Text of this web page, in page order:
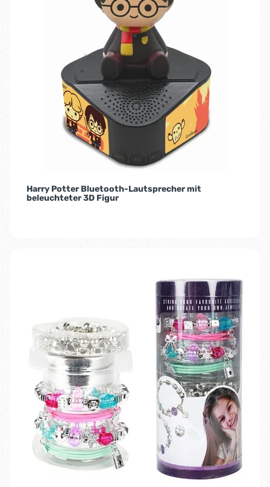
Harry Potter Bluetooth-Lautsprecher mit
beleuchteter 3D Figur